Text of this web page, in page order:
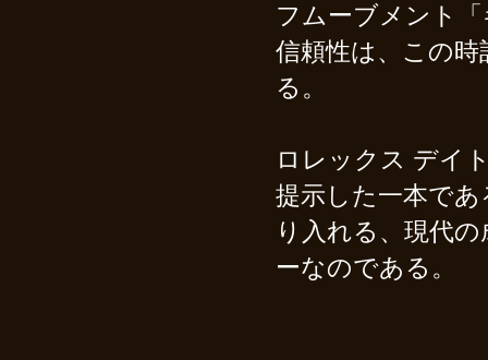
フムーブメント
信頼性は、この
る。
ロレックス デイ
提示した一本で
り入れる、現代
ーなのである。